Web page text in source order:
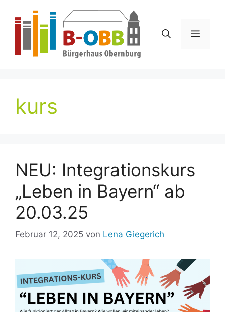
Inhalt
springen
Menü
kurs
NEU: Integrationskurs
„Leben in Bayern“ ab
20.03.25
Februar 12, 2025 von Lena Giegerich